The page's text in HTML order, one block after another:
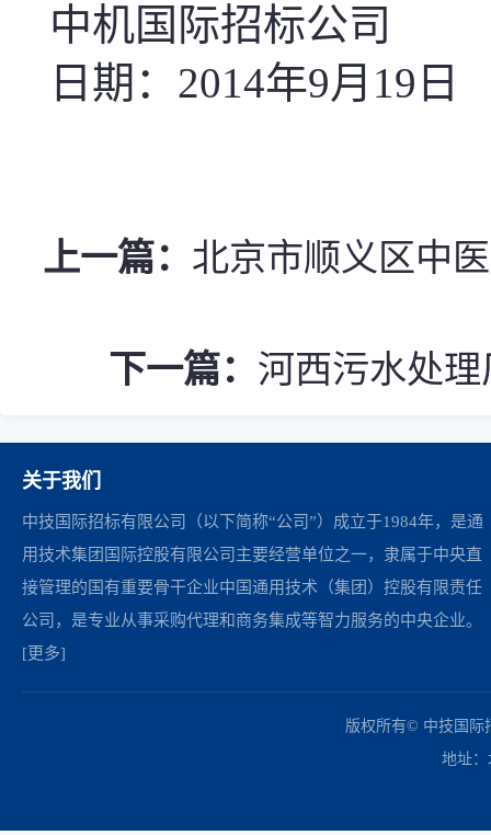
中机国际招标公司
日期：2014年9月 19 日
上一篇： 北京市顺义区中
下一篇： 河西污水处
关于我们
中技国际招标有限公司（以下简称“公司”）成立于1984年，是通
用技术集团国际控股有限公司主要经营单位之一，隶属于中央直
接管理的国有重要骨干企业中国通用技术（集团）控股有限责任
公司，是专业从事采购代理和商务集成等智力服务的中央企业。
[更多]
版权所有© 中技国际
地址：